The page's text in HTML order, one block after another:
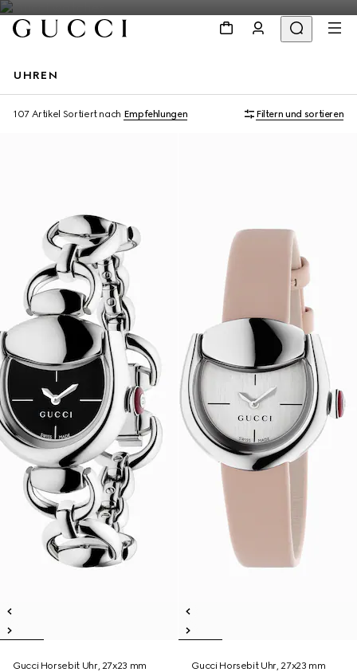
UHREN
107 Artikel Sortiert nach Empfehlungen Filtern und sortieren
Gucci Horsebit Uhr, 27x23 mm
Gucci Horsebit Uhr, 27x23 mm